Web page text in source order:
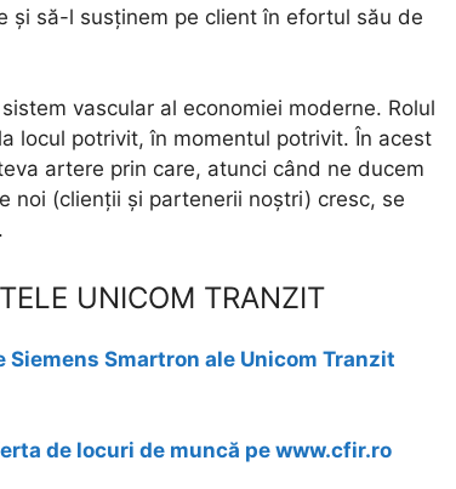
și să-l susținem pe client în efortul său de
vascular al economiei moderne. Rolul
locul potrivit, în momentul potrivit. În acest
artere prin care, atunci când ne ducem
noi (clienții și partenerii noștri) cresc, se
UNICOM TRANZIT
Siemens Smartron ale Unicom Tranzit
de locuri de muncă pe www.cfir.ro